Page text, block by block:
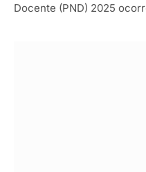
Docente (PND) 2025